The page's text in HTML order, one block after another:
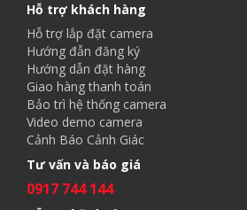
Hỗ trợ khách hàng
Hỗ trợ lắp đặt camera
Hướng đẫn đăng ký
Hướng dẫn đặt hàng
Giao hàng thanh toán
Bảo trì hệ thống camera
Video demo camera
Cảnh Báo Cảnh Giác
Tư vấn và báo giá
0917 744 144